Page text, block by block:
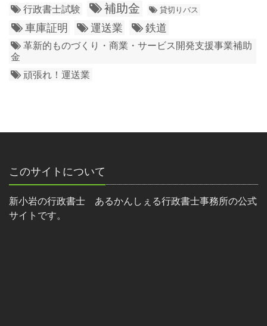
行政書士試験 補助金 貸切りバス
車庫証明 運送業 鉄道
革新的ものづくり・商業・サービス開発支援事業補助
金
頑張れ！運送業
このサイトについて
新小岩の行政書士 あるかんしぇる行政書士事務所の公式
サイトです。